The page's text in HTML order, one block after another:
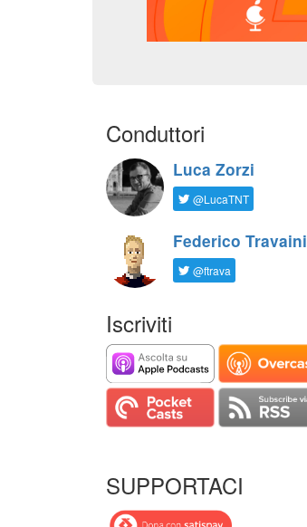
Conduttori
Luca Zorzi
@LucaTNT
Federico Travaini
@ftrava
Iscriviti
SUPPORTACI